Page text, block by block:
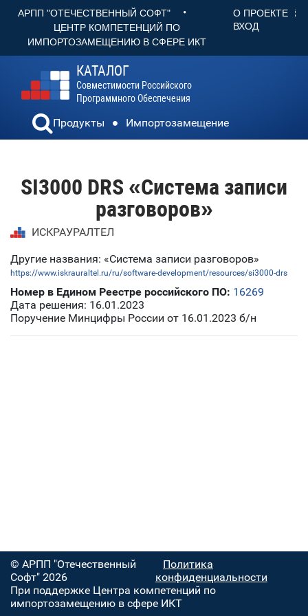
АРПП "ОТЕЧЕСТВЕННЫЙ СОФТ" •
ЦЕНТР КОМПЕТЕНЦИЙ ПО
ИМПОРТОЗАМЕЩЕНИЮ В СФЕРЕ ИКТ
О ПРОЕКТЕ
ВХОД
КАТАЛОГ
Совместимости Российского
Программного Обеспечения
Продукты Импортозамещение
SI3000 DRS «Система записи
разговоров»
ИСКРАУРАЛТЕЛ
Другие названия: «Система записи разговоров»
https://www.iskrauraltel.ru/ru/software-development/resources/si3000-drs
Номер в Едином Реестре российского ПО: 16269
Дата решения: 16.01.2023
Поручение Минцифры России от 16.01.2023 б/н
© АРПП "Отечественный
Софт" 2026
Политика
конфиденциальности
При поддержке Центра компетенций по
импортозамещению в сфере ИКТ